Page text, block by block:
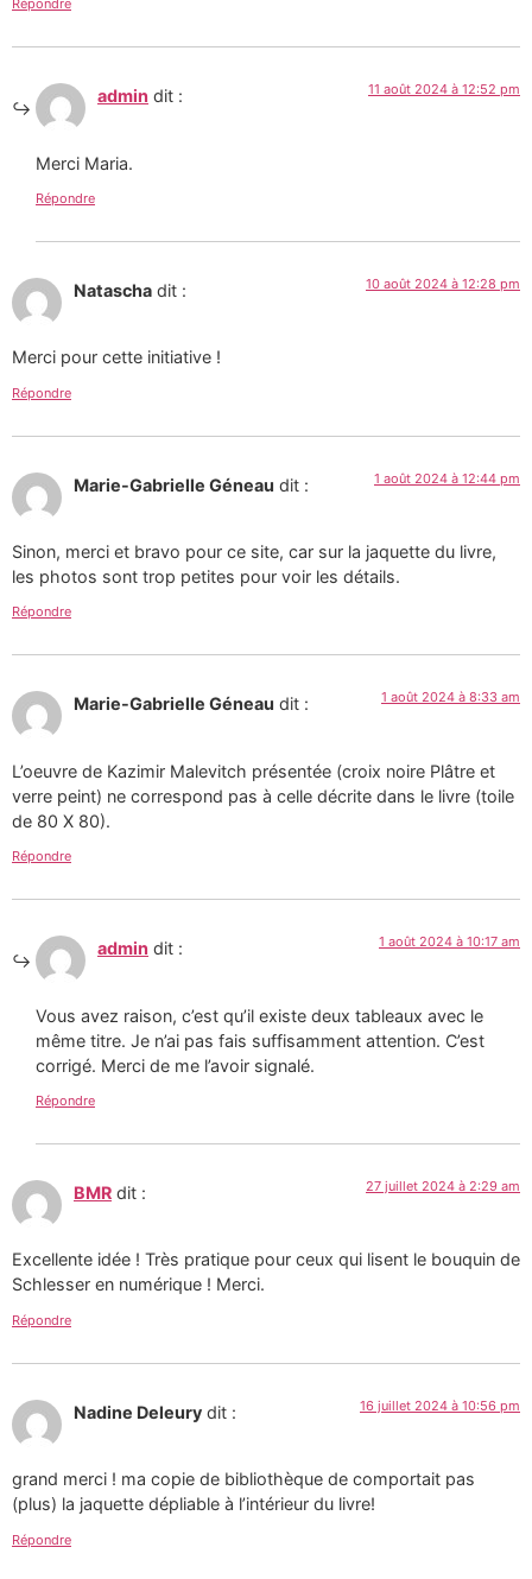
Répondre
admin dit : 11 août 2024 à 12:52 pm
Merci Maria.
Répondre
Natascha dit : 10 août 2024 à 12:28 pm
Merci pour cette initiative !
Répondre
Marie-Gabrielle Géneau dit : 1 août 2024 à 12:44 pm
Sinon, merci et bravo pour ce site, car sur la jaquette du livre,
les photos sont trop petites pour voir les détails.
Répondre
Marie-Gabrielle Géneau dit : 1 août 2024 à 8:33 am
L’oeuvre de Kazimir Malevitch présentée (croix noire Plâtre et
verre peint) ne correspond pas à celle décrite dans le livre (toile
de 80 X 80).
Répondre
admin dit : 1 août 2024 à 10:17 am
Vous avez raison, c’est qu’il existe deux tableaux avec le
même titre. Je n’ai pas fais suffisamment attention. C’est
corrigé. Merci de me l’avoir signalé.
Répondre
BMR dit : 27 juillet 2024 à 2:29 am
Excellente idée ! Très pratique pour ceux qui lisent le bouquin de
Schlesser en numérique ! Merci.
Répondre
Nadine Deleury dit : 16 juillet 2024 à 10:56 pm
grand merci ! ma copie de bibliothèque de comportait pas
(plus) la jaquette dépliable à l’intérieur du livre!
Répondre